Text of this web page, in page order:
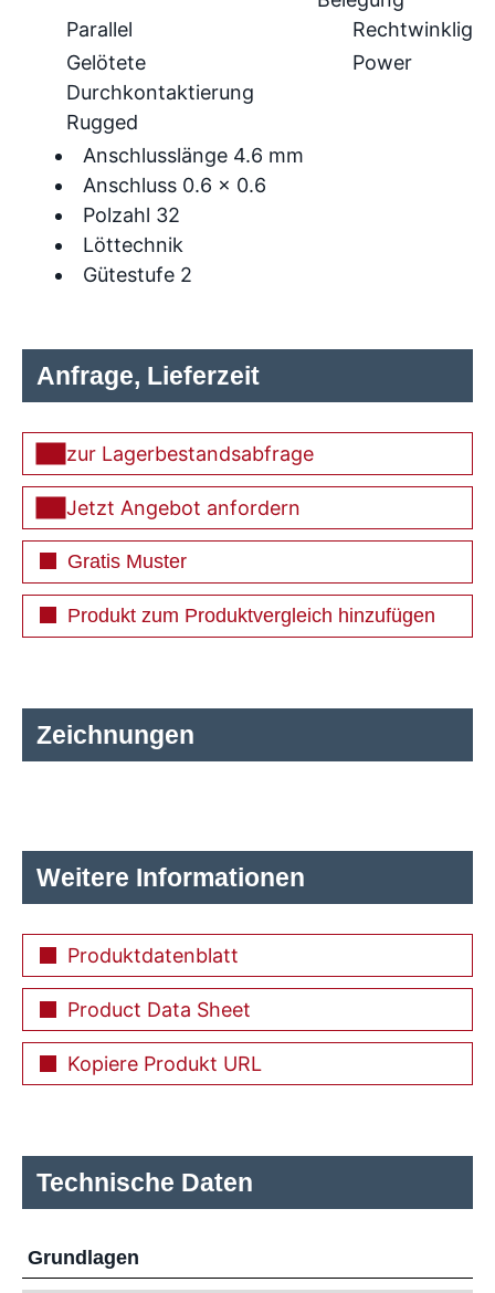
Anschlusslänge 4.6 mm
Anschluss 0.6 x 0.6
Polzahl 32
Löttechnik
Gütestufe 2
Parallel
Rechtwinklig
Gelötete
Durchkontaktierung
Power
Rugged
Zeichnungen
Weitere Informationen
Produktdatenblatt
Product Data Sheet
Kopiere Produkt URL
Anfrage, Lieferzeit
zur Lagerbestandsabfrage
Jetzt Angebot anfordern
Gratis Muster
Produkt zum Produktvergleich hinzufügen
Technische Daten
Grundlagen